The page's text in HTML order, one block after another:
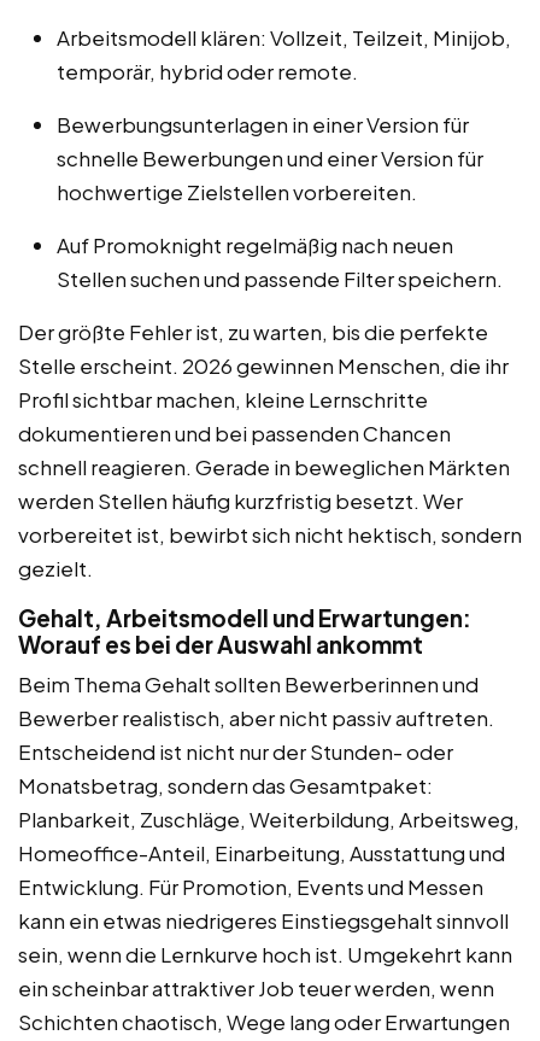
Arbeitsmodell klären: Vollzeit, Teilzeit, Minijob,
temporär, hybrid oder remote.
Bewerbungsunterlagen in einer Version für
schnelle Bewerbungen und einer Version für
hochwertige Zielstellen vorbereiten.
Auf Promoknight regelmäßig nach neuen
Stellen suchen und passende Filter speichern.
Der größte Fehler ist, zu warten, bis die perfekte
Stelle erscheint. 2026 gewinnen Menschen, die ihr
Profil sichtbar machen, kleine Lernschritte
dokumentieren und bei passenden Chancen
schnell reagieren. Gerade in beweglichen Märkten
werden Stellen häufig kurzfristig besetzt. Wer
vorbereitet ist, bewirbt sich nicht hektisch, sondern
gezielt.
Gehalt, Arbeitsmodell und Erwartungen:
Worauf es bei der Auswahl ankommt
Beim Thema Gehalt sollten Bewerberinnen und
Bewerber realistisch, aber nicht passiv auftreten.
Entscheidend ist nicht nur der Stunden- oder
Monatsbetrag, sondern das Gesamtpaket:
Planbarkeit, Zuschläge, Weiterbildung, Arbeitsweg,
Homeoffice-Anteil, Einarbeitung, Ausstattung und
Entwicklung. Für Promotion, Events und Messen
kann ein etwas niedrigeres Einstiegsgehalt sinnvoll
sein, wenn die Lernkurve hoch ist. Umgekehrt kann
ein scheinbar attraktiver Job teuer werden, wenn
Schichten chaotisch, Wege lang oder Erwartungen